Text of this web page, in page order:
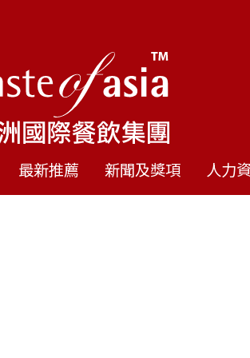
最新推薦 新聞及獎項 人力